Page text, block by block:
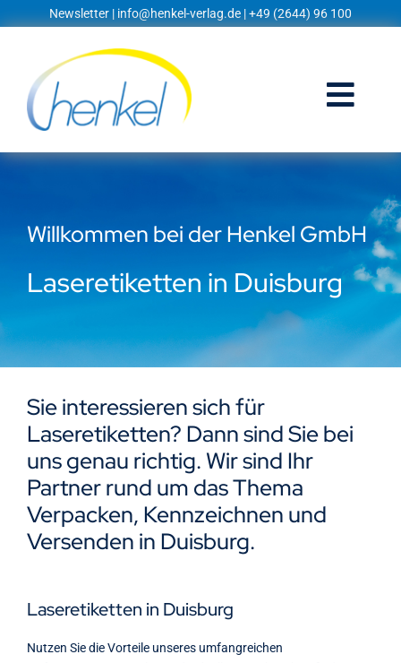
Inhalt
Newsletter | info@henkel-verlag.de | +49 (2644) 96 100
Startseite
Techniklexikon
Kontakt
Willkommen bei der Henkel GmbH
Laseretiketten in Duisburg
Sie interessieren sich für
Laseretiketten? Dann sind Sie bei
uns genau richtig. Wir sind Ihr
Partner rund um das Thema
Verpacken, Kennzeichnen und
Versenden in Duisburg.
Laseretiketten in Duisburg
Nutzen Sie die Vorteile unseres umfangreichen